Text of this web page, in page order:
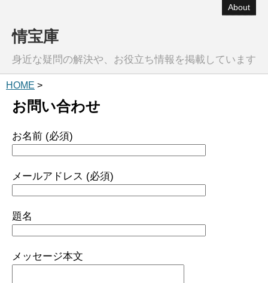
About
情宝庫
身近な疑問の解決や、お役立ち情報を掲載しています
HOME >
お問い合わせ
お名前 (必須)
メールアドレス (必須)
題名
メッセージ本文